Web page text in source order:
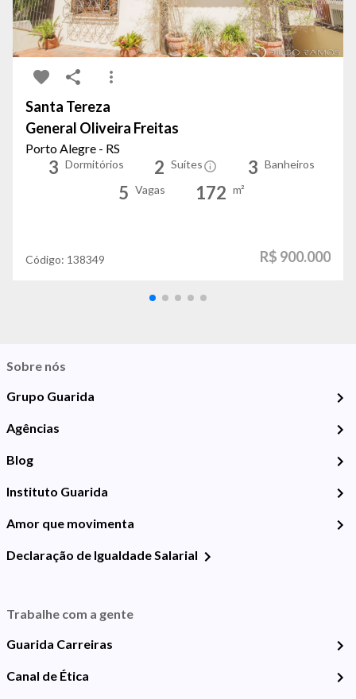
Santa Tereza
General Oliveira Freitas
Porto Alegre - RS
3 Dormitórios 2 Suítes 3 Banheiros
5 Vagas 172 m²
Código: 138349 R$ 900.000
Sobre nós
Grupo Guarida
Agências
Blog
Instituto Guarida
Amor que movimenta
Declaração de Igualdade Salarial
Trabalhe com a gente
Guarida Carreiras
Canal de Ética